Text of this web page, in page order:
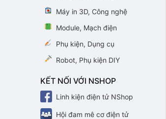
Máy in 3D, Công nghệ
Module, Mạch điện
Phụ kiện, Dụng cụ
Robot, Phụ kiện DIY
KẾT NỐI VỚI NSHOP
Linh kiện điện tử NShop
Hội đam mê cơ điện tử